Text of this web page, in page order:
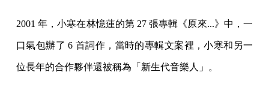
2001 年，小寒在林憶蓮的第 27 張專輯《原來...》中，一
口氣包辦了 6 首詞作，當時的專輯文案裡，小寒和另一
位長年的合作夥伴還被稱為「新生代音樂人」。